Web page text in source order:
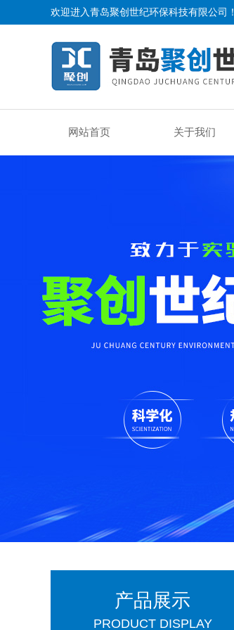
欢迎进入青岛聚创世纪环保科技有限公司！
网站首页 关于我们
产品展示
PRODUCT DISPLAY